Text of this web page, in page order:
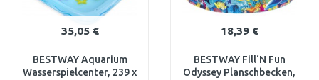
35,05 €
BESTWAY Aquarium
Wasserspielcenter, 239 x
18,39 €
BESTWAY Fill‘N Fun
Odyssey Planschbecken,